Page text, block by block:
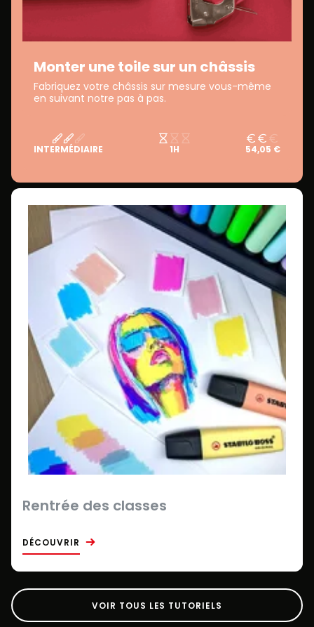
Monter une toile sur un châssis
Fabriquez votre châssis sur mesure vous-même
en suivant notre pas à pas.
INTERMÉDIAIRE 1H 54,05 €
Rentrée des classes
DÉCOUVRIR
VOIR TOUS LES TUTORIELS